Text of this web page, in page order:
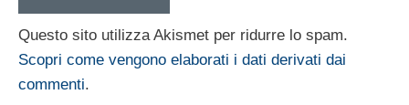
Questo sito utilizza Akismet per ridurre lo spam.
Scopri come vengono elaborati i dati derivati dai
commenti.